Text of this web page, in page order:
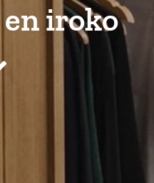
iroko